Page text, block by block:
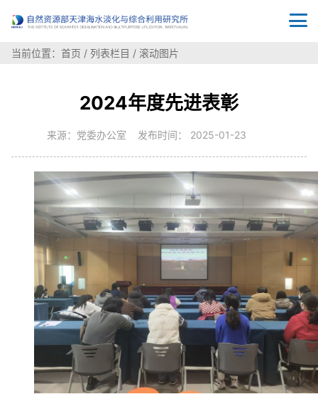
当前位置： 首页 / 列表栏目 / 滚动图片
2024年度先进表彰
来源：党委办公室 发布时间： 2025-01-23